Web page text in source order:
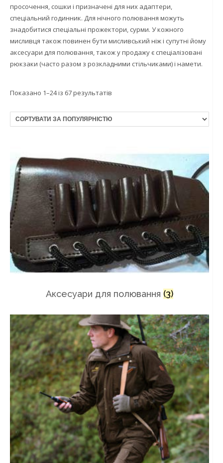
просочення, сошки і призначені для них адаптери,
спеціальний годинник. Для нічного полювання можуть
знадобитися спеціальні прожектори, сурми. У кожного
мисливця також повинен бути мисливський ніж і супутні йому
аксесуари для полювання, також у продажу є спеціалізовані
рюкзаки (часто разом з розкладними стільчиками) і намети.
Показано 1–24 iз 67 результатiв
Аксесуари для полювання (3)